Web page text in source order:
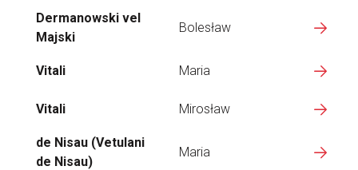
Dermanowski vel
Majski
Bolesław
Vitali Maria
Vitali Mirosław
de Nisau (Vetulani
de Nisau)
Maria